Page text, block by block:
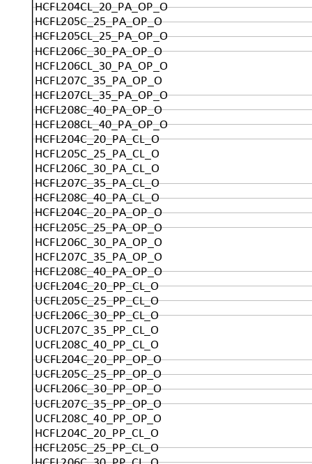
HCFL204CL_20_PA_OP_O
HCFL205C_25_PA_OP_O
HCFL205CL_25_PA_OP_O
HCFL206C_30_PA_OP_O
HCFL206CL_30_PA_OP_O
HCFL207C_35_PA_OP_O
HCFL207CL_35_PA_OP_O
HCFL208C_40_PA_OP_O
HCFL208CL_40_PA_OP_O
HCFL204C_20_PA_CL_O
HCFL205C_25_PA_CL_O
HCFL206C_30_PA_CL_O
HCFL207C_35_PA_CL_O
HCFL208C_40_PA_CL_O
HCFL204C_20_PA_OP_O
HCFL205C_25_PA_OP_O
HCFL206C_30_PA_OP_O
HCFL207C_35_PA_OP_O
HCFL208C_40_PA_OP_O
UCFL204C_20_PP_CL_O
UCFL205C_25_PP_CL_O
UCFL206C_30_PP_CL_O
UCFL207C_35_PP_CL_O
UCFL208C_40_PP_CL_O
UCFL204C_20_PP_OP_O
UCFL205C_25_PP_OP_O
UCFL206C_30_PP_OP_O
UCFL207C_35_PP_OP_O
UCFL208C_40_PP_OP_O
HCFL204C_20_PP_CL_O
HCFL205C_25_PP_CL_O